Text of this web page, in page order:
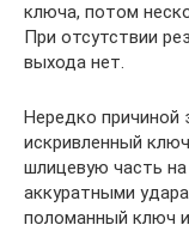
ключа, потом
При отсутствии
выхода нет.
Нередко причиной
искривленный
шлицевую часть
аккуратными
поломанный ключ